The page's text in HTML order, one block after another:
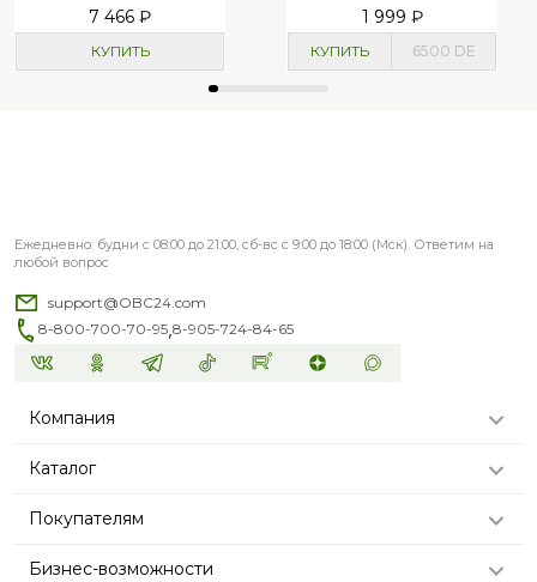
7 466 ₽
КУПИТЬ
01
1 999 ₽
КУПИТЬ 6500 DE
Ежедневно: будни с 08:00 до 21:00, сб-вс с 9:00 до 18:00 (Мск). Ответим на
любой вопрос
support@OBC24.com
8-800-700-70-95,8-905-724-84-65
Компания
Каталог
Покупателям
Бизнес-возможности